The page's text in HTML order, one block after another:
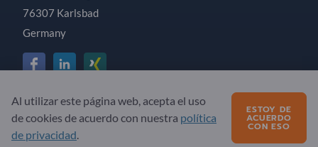
76307 Karlsbad
Germany
Copyright © 2026 Exportpages International GmbH. All
Rights Reserved.
Al utilizar este página web, acepta el uso
de cookies de acuerdo con nuestra política
de privacidad.
ESTOY DE
ACUERDO
CON ESO